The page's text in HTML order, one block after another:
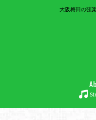
大阪梅田の弦